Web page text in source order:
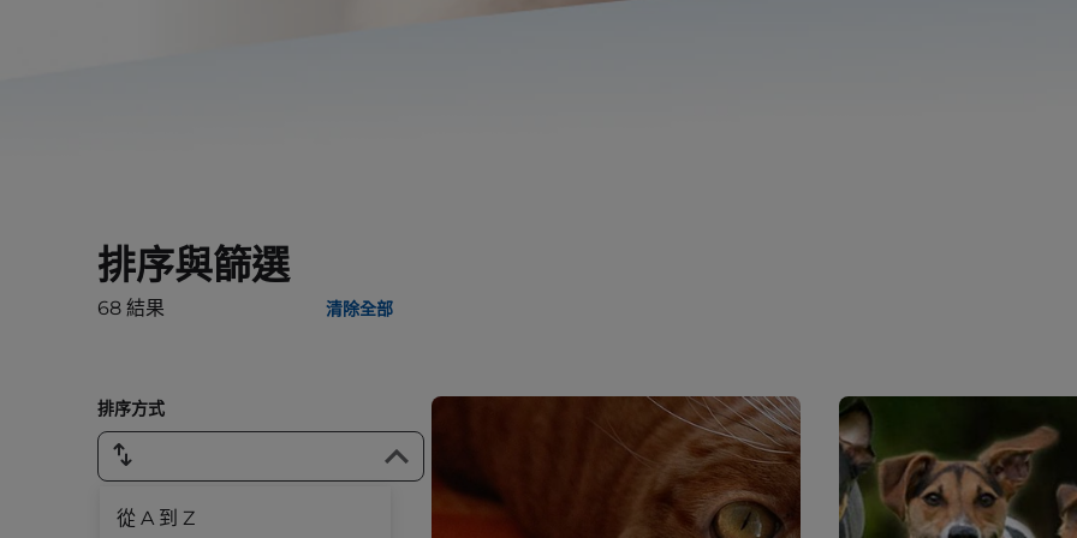
排序與篩選
68 結果 清除全部
排序方式
從 A 到 Z
物種